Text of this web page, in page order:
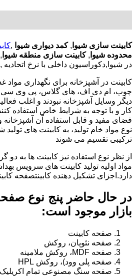
کابینت سازی شیوا ,کمد دیواری شیوا ,
محدوده شیوا , کابینت سازی منطقه شیوا
در شیوا,دکوراسیون داخلی با نرخ
کابینت در آشپزخانه برای نگهداری مواد
چوب، ام دی اف، های گلاس، پی وی سی،
دیگر وسایل آشپزخانه نبودند و اغلب
کار و با توجه به شرایط خاص استفاده
فضای مفید و قابل استفاده آن
نوع مواد خام تولید، به کابینت های
ترکیبی تقسیم می شوند
از نظر نوع استفاده نیز کابینت ها به
مواد اولیه تولید کابینت های سرویس
دارد.اجزای تشکیل دهنده کابینتصفحه
در حال حاضر پنج نوع
بازار موجود است:
صفحه کابینت
صفحه نئوپان، روکش
صفحه MDF، روکش ملامینه
صفحه پلی وود)، روکش HPL
صفحه سنگ مصنوعی تمام اکریلیک